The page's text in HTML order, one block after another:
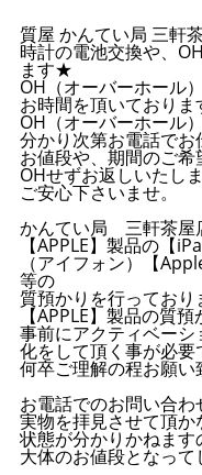
質屋 かんてい局 三軒
時計の電池交換や、
ます★
OH（オーバーホール
お時間を頂いておりま
OH（オーバーホール
分かり次第お電話でお
お値段や、期間のご
OHせずお返しいたし
ご安心下さいませ。
かんてい局 三軒茶屋
【APPLE】製品の【
（アイフォン）【
等の
質預かりを行っており
【APPLE】製品の質預
事前にアクティベー
化をして頂く事が必要
何卒ご理解の程お願い
お電話でのお問い合わ
実物を拝見させて頂か
状態が分かりかねます
大体のお値段となって